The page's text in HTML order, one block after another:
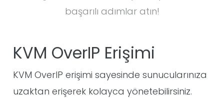
başarılı adımlar atın!
KVM OverIP Erişimi
KVM OverIP erişimi sayesinde sunucularınıza
uzaktan erişerek kolayca yönetebilirsiniz.